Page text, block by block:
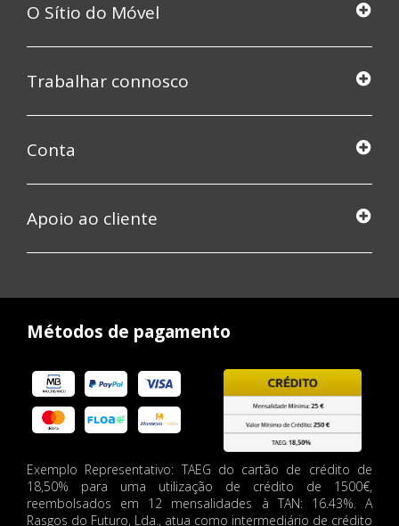
O Sítio do Móvel
Trabalhar connosco
Conta
Apoio ao cliente
Métodos de pagamento
Exemplo Representativo: TAEG do cartão de crédito de
18,50% para uma utilização de crédito de 1500€,
reembolsados em 12 mensalidades à TAN: 16.43%. A
Rasgos do Futuro, Lda., atua como intermediário de crédito